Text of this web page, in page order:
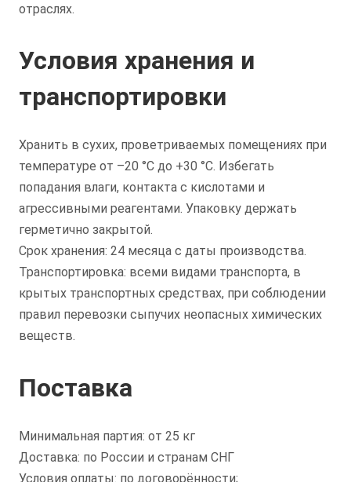
отраслях.
Условия хранения и
транспортировки
Хранить в сухих, проветриваемых помещениях при
температуре от –20 °C до +30 °C. Избегать
попадания влаги, контакта с кислотами и
агрессивными реагентами. Упаковку держать
герметично закрытой.
Срок хранения: 24 месяца с даты производства.
Транспортировка: всеми видами транспорта, в
крытых транспортных средствах, при соблюдении
правил перевозки сыпучих неопасных химических
веществ.
Поставка
Минимальная партия: от 25 кг
Доставка: по России и странам СНГ
Условия оплаты: по договорённости;